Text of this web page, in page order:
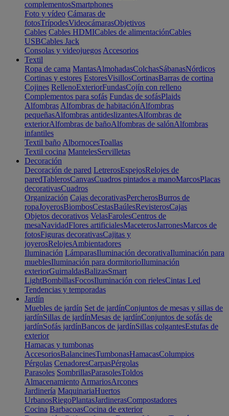
complementosSmartphones
Foto y vídeo Cámaras de
fotosTrípodesVideocámarasObjetivos
Cables Cables HDMICables de alimentaciónCables
USBCables Jack
Consolas y videojuegos Accesorios
Textil
Ropa de cama MantasAlmohadasColchasSábanasNórdicos
Cortinas y estores EstoresVisillosCortinasBarras de cortina
Cojines RellenoExteriorFundasCojín con relleno
Complementos para sofás Fundas de sofásPlaids
Alfombras Alfombras de habitaciónAlfombras
pequeñasAlfombras antideslizantesAlfombras de
exteriorAlfombras de bañoAlfombras de salónAlfombras
infantiles
Textil baño AlbornocesToallas
Textil cocina MantelesServilletas
Decoración
Decoración de pared LetrerosEspejosRelojes de
paredTablerosCanvasCuadros pintados a manoMarcosPlacas
decorativasCuadros
Organización Cajas decorativasPercherosBurros de
ropaJoyerosBiombosCestasBaúlesRevisterosCajas
Objetos decorativos VelasFarolesCentros de
mesaNavidadFlores artificialesMaceterosJarronesMarcos de
fotosFiguras decorativasCajitas y
joyerosRelojesAmbientadores
Iluminación LámparasIluminación decorativaIluminación para
mueblesIluminación para dormitorioIluminación
exteriorGuirnaldasBalizasSmart
LightBombillasFocosIluminación con rielesCintas Led
Tendencias y temporadas
Jardín
Muebles de jardín Set de jardínConjuntos de mesas y sillas de
jardínSillas de jardínMesas de jardínConjuntos de sofás de
jardínSofás jardínBancos de jardínSillas colgantesEstufas de
exterior
Hamacas y tumbonas
AccesoriosBalancinesTumbonasHamacasColumpios
Pérgolas CenadoresCarpasPérgolas
Parasoles SombrillasParasolesToldos
Almacenamiento ArmariosArcones
Jardinería MaquinariaHuertos
UrbanosRiegoPlantasJardinerasCompostadores
Cocina BarbacoasCocina de exterior